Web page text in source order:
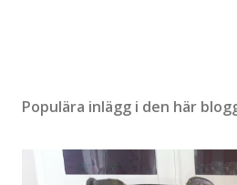
Populära inlägg i den här